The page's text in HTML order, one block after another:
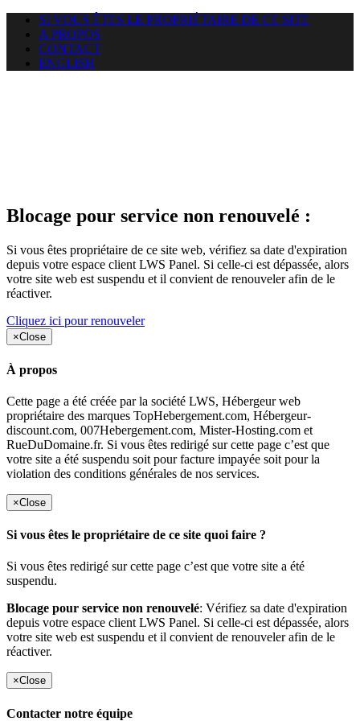
SI VOUS ÊTES LE PROPRIÉTAIRE DE CE SITE
A PROPOS
CONTACT
ENGLISH
Blocage pour service non renouvelé :
Si vous êtes propriétaire de ce site web, vérifiez sa date d'expiration
depuis votre espace client LWS Panel. Si celle-ci est dépassée, alors
votre site web est suspendu et il convient de renouveler afin de le
réactiver.
Cliquez ici pour renouveler
×Close
À propos
Cette page a été créée par la société LWS, Hébergeur web
propriétaire des marques TopHebergement.com, Hébergeur-
discount.com, 007Hebergement.com, Mister-Hosting.com et
RueDuDomaine.fr. Si vous êtes redirigé sur cette page c’est que
votre site a été suspendu soit pour facture impayée soit pour la
violation des conditions générales de nos services.
×Close
Si vous êtes le propriétaire de ce site quoi faire ?
Si vous êtes redirigé sur cette page c’est que votre site a été
suspendu.
Blocage pour service non renouvelé: Vérifiez sa date d'expiration
depuis votre espace client LWS Panel. Si celle-ci est dépassée, alors
votre site web est suspendu et il convient de renouveler afin de le
réactiver.
×Close
Contacter notre équipe